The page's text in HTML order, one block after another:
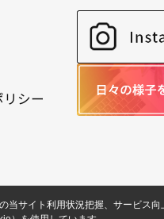
シー
当サイト利用状況把握、サービス向